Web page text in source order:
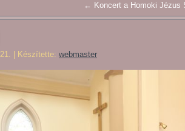
← Koncert a Homoki Jézus
Készítette: webmaster